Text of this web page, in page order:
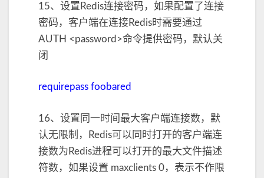
15、设置Redis连接密码，如果配置了连接
密码，客户端在连接Redis时需要通过
AUTH <password>命令提供密码，默认关
闭
requirepass foobared
16、设置同一时间最大客户端连接数，默
认无限制，Redis可以同时打开的客户端连
接数为Redis进程可以打开的最大文件描述
符数，如果设置 maxclients 0，表示不作限